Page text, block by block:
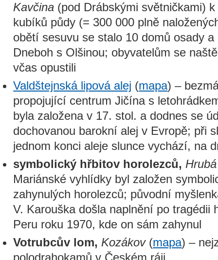
Kavčina (pod Drábskými světničkami)
kubíků půdy (= 300 000 plně
obětí sesuvu se stalo 10 domů osady
Dneboh s Olšinou; obyvatelům se
včas opustili
Valdštejnská lipová alej (mapa) –
propojující centrum Jičína s
byla založena v 17. stol. a dodnes se
dochovanou barokní alej v Evropě; při
jednom konci aleje slunce vychází, na
symbolický hřbitov horolezců,
Mariánské vyhlídky byl založen
zahynulých horolezců; původní
V. Karouška došla naplnění po tragédii
Peru roku 1970, kde on sám zahynul
Votrubcův lom, Kozákov(mapa) –
polodrahokamů v Českém ráji